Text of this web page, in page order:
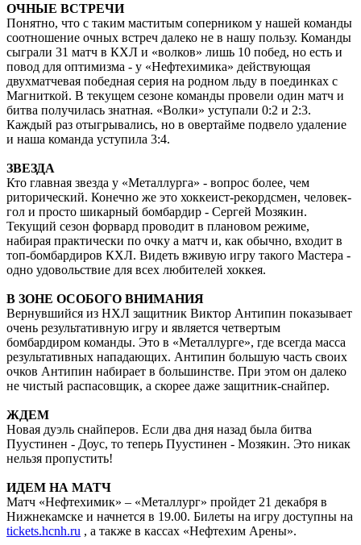
ОЧНЫЕ ВСТРЕЧИ
Понятно, что с таким маститым соперником у нашей команды
соотношение очных встреч далеко не в нашу пользу. Команды
сыграли 31 матч в КХЛ и «волков» лишь 10 побед, но есть и
повод для оптимизма - у «Нефтехимика» действующая
двухматчевая победная серия на родном льду в поединках с
Магниткой. В текущем сезоне команды провели один матч и
битва получилась знатная. «Волки» уступали 0:2 и 2:3.
Каждый раз отыгрывались, но в овертайме подвело удаление
и наша команда уступила 3:4.
ЗВЕЗДА
Кто главная звезда у «Металлурга» - вопрос более, чем
риторический. Конечно же это хоккеист-рекордсмен, человек-
гол и просто шикарный бомбардир - Сергей Мозякин.
Текущий сезон форвард проводит в плановом режиме,
набирая практически по очку а матч и, как обычно, входит в
топ-бомбардиров КХЛ. Видеть вживую игру такого Мастера -
одно удовольствие для всех любителей хоккея.
В ЗОНЕ ОСОБОГО ВНИМАНИЯ
Вернувшийся из НХЛ защитник Виктор Антипин показывает
очень результативную игру и является четвертым
бомбардиром команды. Это в «Металлурге», где всегда масса
результативных нападающих. Антипин большую часть своих
очков Антипин набирает в большинстве. При этом он далеко
не чистый распасовщик, а скорее даже защитник-снайпер.
ЖДЕМ
Новая дуэль снайперов. Если два дня назад была битва
Пуустинен - Доус, то теперь Пуустинен - Мозякин. Это никак
нельзя пропустить!
ИДЕМ НА МАТЧ
Матч «Нефтехимик» – «Металлург» пройдет 21 декабря в
Нижнекамске и начнется в 19.00. Билеты на игру доступны на
tickets.hcnh.ru , а также в кассах «Нефтехим Арены».